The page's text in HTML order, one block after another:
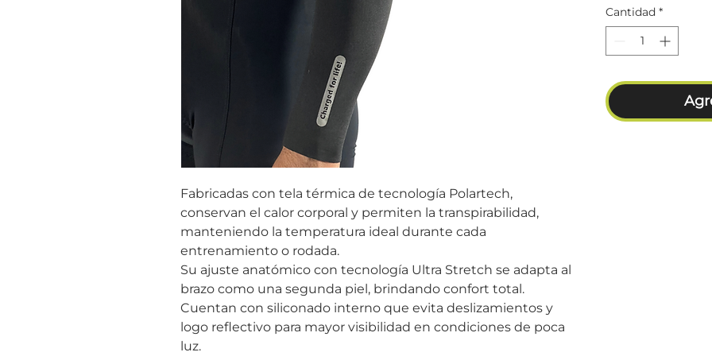
Fabricadas con tela térmica de tecnología Polartech,
conservan el calor corporal y permiten la transpirabilidad,
manteniendo la temperatura ideal durante cada
entrenamiento o rodada.
Su ajuste anatómico con tecnología Ultra Stretch se adapta al
brazo como una segunda piel, brindando confort total.
Cuentan con siliconado interno que evita deslizamientos y
logo reflectivo para mayor visibilidad en condiciones de poca
luz.
Cantidad *